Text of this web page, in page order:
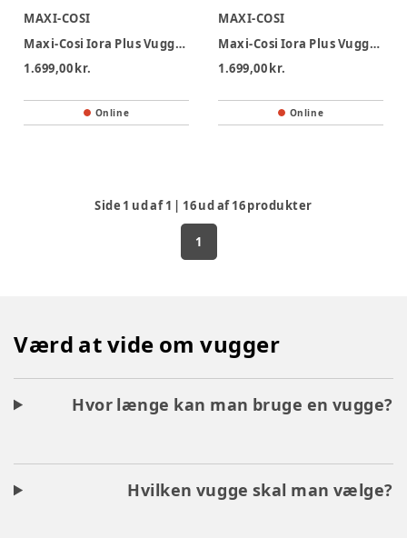
MAXI-COSI
Maxi-Cosi Iora Plus Vugge - Elegance Beige
1.699,00 kr.
Online
MAXI-COSI
Maxi-Cosi Iora Plus Vugge - Elegance Graphite
1.699,00 kr.
Online
Side 1 ud af1 | 16ud af16produkter
1
Værd at vide om vugger
Hvor længe kan man bruge en vugge?
Hvilken vugge skal man vælge?